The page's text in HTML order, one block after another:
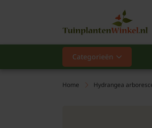
Categorieën
Categorieën
Populair
Home Hydrangea